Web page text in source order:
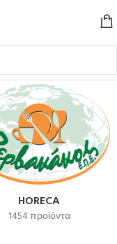
HORECA
1454 προϊόντα